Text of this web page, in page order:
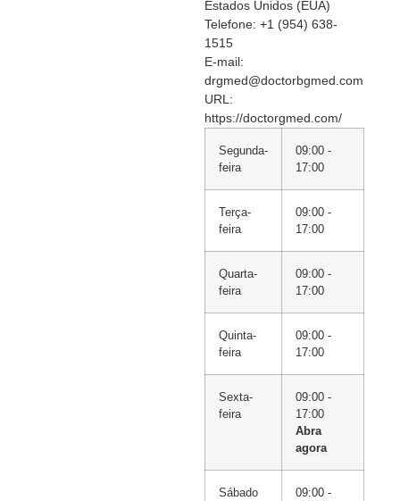
Estados Unidos (EUA)
Telefone: +1 (954) 638-
1515
E-mail:
drgmed@doctorbgmed.com
URL:
https://doctorgmed.com/
Segunda-
feira
09:00 -
17:00
Terça-
feira
09:00 -
17:00
Quarta-
feira
09:00 -
17:00
Quinta-
feira
09:00 -
17:00
Sexta-
feira
09:00 -
17:00
Abra
agora
Sábado
09:00 -